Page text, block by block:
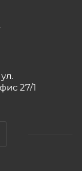
27/1